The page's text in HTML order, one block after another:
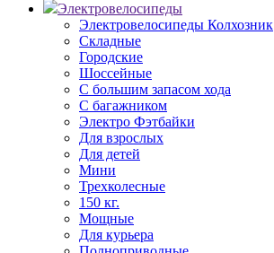
Электровелосипеды
Электровелосипеды Колхозник
Складные
Городские
Шоссейные
С большим запасом хода
С багажником
Электро Фэтбайки
Для взрослых
Для детей
Мини
Трехколесные
150 кг.
Мощные
Для курьера